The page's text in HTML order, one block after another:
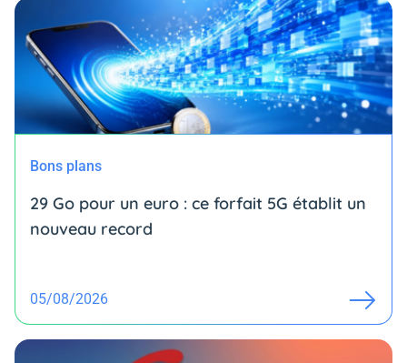
Bons plans
29 Go pour un euro : ce forfait 5G établit un
nouveau record
05/08/2026